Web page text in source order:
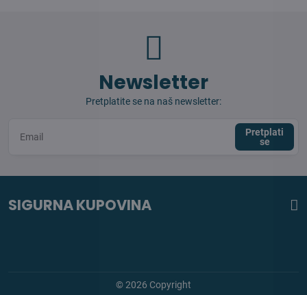
Newsletter
Pretplatite se na naš newsletter:
Pretplati
se
SIGURNA KUPOVINA
©2026 Copyright